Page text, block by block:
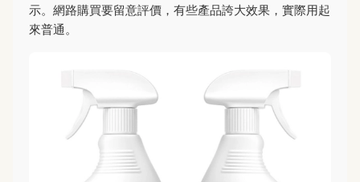
示。網路購買要留意評價，有些產品誇大效果，實際用起
來普通。